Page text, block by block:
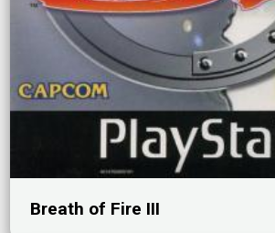
Breath of Fire III